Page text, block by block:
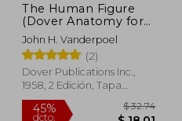
40%
dcto. $
The Human Figure
(Dover Anatomy for
Artists) (en Inglés)
John H. Vanderpoel
(2)
Dover Publications Inc.,
1958, 2 Edición, Tapa
Blanda, Nuevo